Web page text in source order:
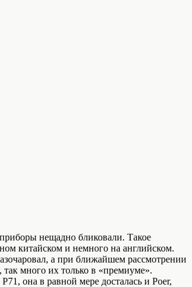
нещадно бликовали. Такое
китайском и немного на английском.
а при ближайшем рассмотрении
много их только в «премиуме».
она в равной мере досталась и Poer,